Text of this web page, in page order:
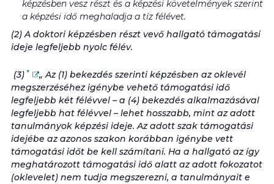
képzésben vesz részt és a képzési követelmények szerint
a képzési idő meghaladja a tíz félévet.
(2) A doktori képzésben részt vevő hallgató támogatási
ideje legfeljebb nyolc félév.
(3)*
„ Az (1) bekezdés szerinti képzésben az oklevél
megszerzéséhez igénybe vehető támogatási idő
legfeljebb két félévvel – a (4) bekezdés alkalmazásával
legfeljebb hat félévvel – lehet hosszabb, mint az adott
tanulmányok képzési ideje. Az adott szak támogatási
idejébe az azonos szakon korábban igénybe vett
támogatási időt be kell számítani. Ha a hallgató az így
meghatározott támogatási idő alatt az adott fokozatot
(oklevelet) nem tudja megszerezni, a tanulmányait e